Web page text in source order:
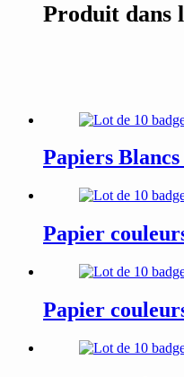
Produit dans
Papiers Blancs
Papier
Papier